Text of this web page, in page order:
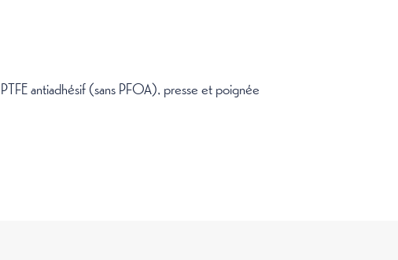
antiadhésif (sans PFOA), presse et poignée